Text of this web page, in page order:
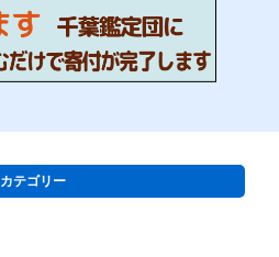
カテゴリー